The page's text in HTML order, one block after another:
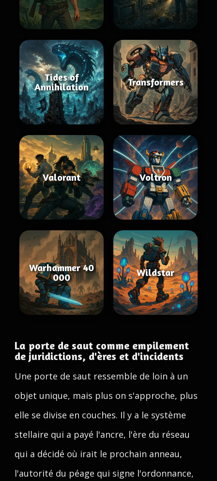
Tides of
Annihilation
Transformers
Valorant Voltron
Warhammer 40
000
Wildstar
La porte de saut comme empilement
de juridictions, d'ères et d'incidents
Une porte de saut ressemble de loin à un
objet unique, mais plus on s'approche, plus
elle se divise en couches. Il y a le système
stellaire qui a payé l'ancre, l'ère du réseau
qui a décidé où irait le prochain anneau,
l'autorité du péage qui signe l'ordonnance,